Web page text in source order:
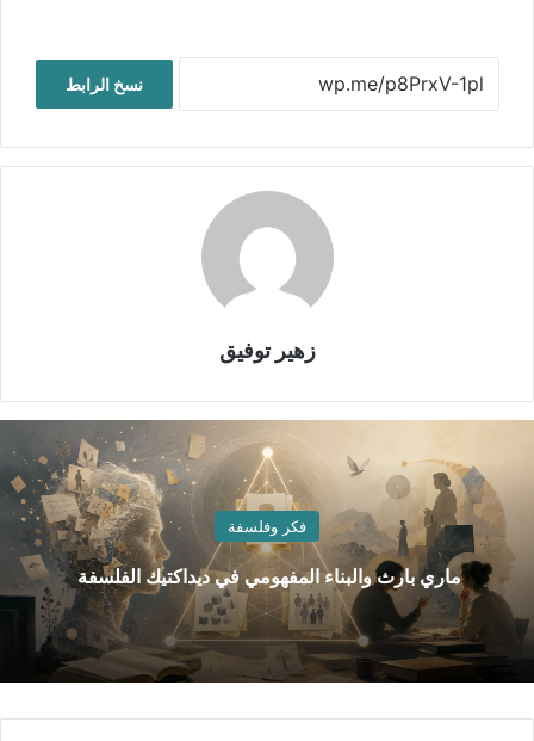
نسخ الرابط
زهير توفيق
فكر وفلسفة
ماري بارث والبناء المفهومي في ديداكتيك الفلسفة